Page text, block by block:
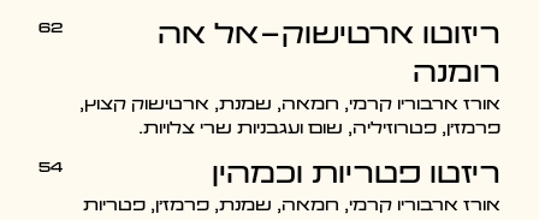
ריזוטו ארטישוק-אל אה
רומנה
אורז ארבוריו קרמי, חמאה, שמנת, ארטישוק קצוץ,
פרמז'ן, פטרוזיליה, שום ועגבניות שרי צלויות.
62
ריזטו פטריות וכמהין
אורז ארבוריו קרמי, חמאה, שמנת, פרמז'ן, פטריות
54